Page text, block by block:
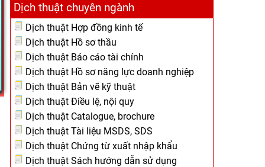
Dịch thuật chuyên ngành
Dịch thuật Hợp đồng kinh tế
Dịch thuật Hồ sơ thầu
Dịch thuật Báo cáo tài chính
Dịch thuật Hồ sơ năng lực doanh nghiệp
Dịch thuật Bản vẽ kỹ thuật
Dịch thuật Điều lệ, nội quy
Dịch thuật Catalogue, brochure
Dịch thuật Tài liệu MSDS, SDS
Dịch thuật Chứng từ xuất nhập khẩu
Dịch thuật Sách hướng dẫn sử dụng